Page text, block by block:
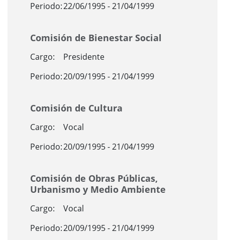
Periodo:22/06/1995 - 21/04/1999
Comisión de Bienestar Social
Cargo:
Presidente
Periodo:20/09/1995 - 21/04/1999
Comisión de Cultura
Cargo:
Vocal
Periodo:20/09/1995 - 21/04/1999
Comisión de Obras Públicas,
Urbanismo y Medio Ambiente
Cargo:
Vocal
Periodo:20/09/1995 - 21/04/1999